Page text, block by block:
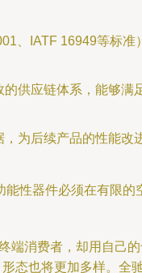
、IATF 16949等标
供应链体系，能够
为后续产品的性能改
性器件必须在有限
消费者，却用自己
也将更加多样。全